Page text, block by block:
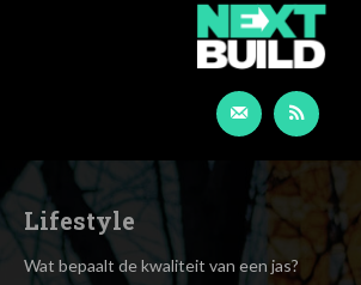
Lifestyle
Wat bepaalt de kwaliteit van een jas?